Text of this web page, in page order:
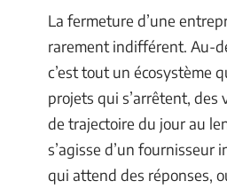
La fermeture d’une
rarement indifférent. Au-
c’est tout un écosystème
projets qui s’arrêtent, des
de trajectoire du jour au
s’agisse d’un fournisseur
qui attend des réponses,